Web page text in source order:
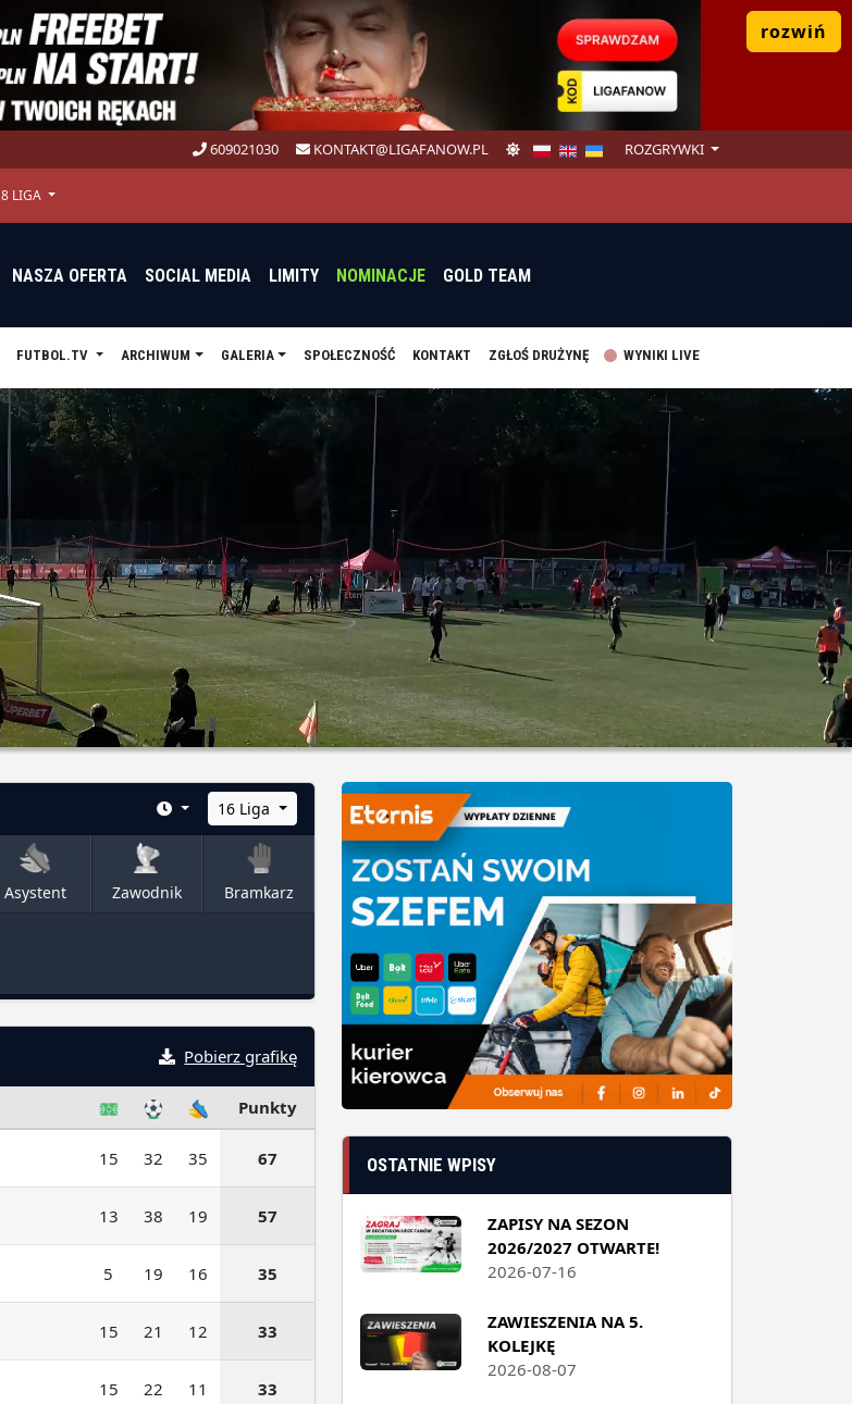
rozwiń
609021030 KONTAKT@LIGAFANOW.PL ROZGRYWKI
8 LIGA
NASZA OFERTA SOCIAL MEDIA LIMITY NOMINACJE GOLD TEAM
FUTBOL.TV ARCHIWUM GALERIA SPOŁECZNOŚĆ KONTAKT ZGŁOŚ DRUŻYNĘ WYNIKI LIVE
16 Liga
Asystent Zawodnik Bramkarz
Pobierz grafikę
Punkty
15 32 35 67
13 38 19 57
5 19 16 35
15 21 12 33
15 22 11 33
OSTATNIE WPISY
ZAPISY NA SEZON
2026/2027 OTWARTE!
2026-07-16
ZAWIESZENIA NA 5.
KOLEJKĘ
2026-08-07